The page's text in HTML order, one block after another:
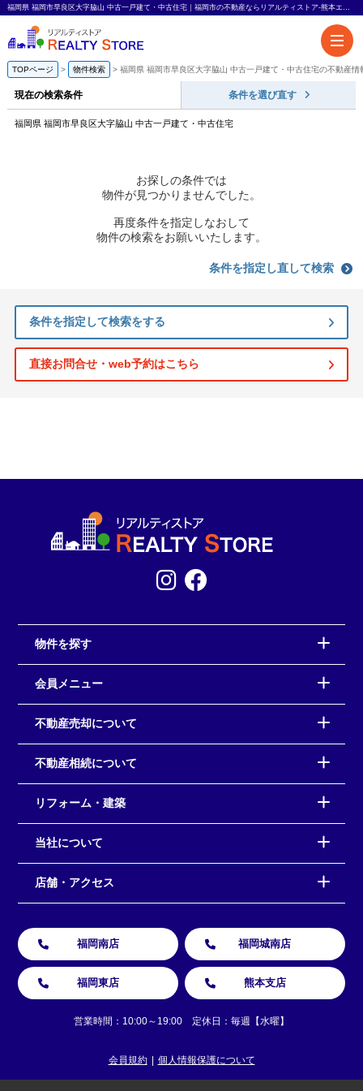
福岡県 福岡市早良区大字脇山 中古一戸建て・中古住宅｜福岡市の不動産ならリアルティストア-熊本エリアも対応-
TOPページ 物件検索 福岡県 福岡市早良区大字脇山 中古一戸建て・中古住宅の不動産情
現在の検索条件 条件を選び直す
福岡県 福岡市早良区大字脇山 中古一戸建て・中古住宅
お探しの条件では
物件が見つかりませんでした。
再度条件を指定しなおして
物件の検索をお願いいたします。
条件を指定し直して検索
条件を指定して検索をする
直接お問合せ・web予約はこちら
物件を探す
会員メニュー
不動産売却について
不動産相続について
リフォーム・建築
当社について
店舗・アクセス
福岡南店 福岡城南店
福岡東店 熊本支店
営業時間：10:00～19:00 定休日：毎週【水曜】
会員規約 個人情報保護について